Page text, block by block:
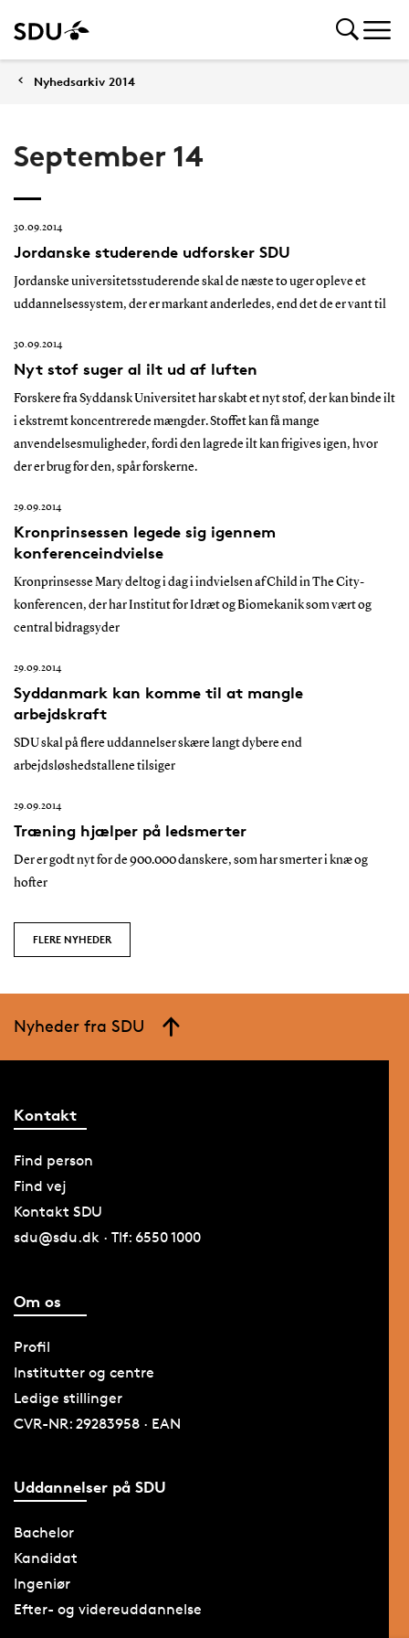
Nyhedsarkiv 2014
September 14
30.09.2014
Jordanske studerende udforsker SDU
Jordanske universitetsstuderende skal de næste to uger opleve et
uddannelsessystem, der er markant anderledes, end det de er vant til
30.09.2014
Nyt stof suger al ilt ud af luften
Forskere fra Syddansk Universitet har skabt et nyt stof, der kan binde ilt
i ekstremt koncentrerede mængder. Stoffet kan få mange
anvendelsesmuligheder, fordi den lagrede ilt kan frigives igen, hvor
der er brug for den, spår forskerne.
29.09.2014
Kronprinsessen legede sig igennem
konferenceindvielse
Kronprinsesse Mary deltog i dag i indvielsen af Child in The City-
konferencen, der har Institut for Idræt og Biomekanik som vært og
central bidragsyder
29.09.2014
Syddanmark kan komme til at mangle
arbejdskraft
SDU skal på flere uddannelser skære langt dybere end
arbejdsløshedstallene tilsiger
29.09.2014
Træning hjælper på ledsmerter
Der er godt nyt for de 900.000 danskere, som har smerter i knæ og
hofter
FLERE NYHEDER
Nyheder fra SDU
Kontakt
Find person
Find vej
Kontakt SDU
sdu@sdu.dk · Tlf: 6550 1000
Om os
Profil
Institutter og centre
Ledige stillinger
CVR-NR: 29283958 · EAN
Uddannelser på SDU
Bachelor
Kandidat
Ingeniør
Efter- og videreuddannelse